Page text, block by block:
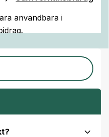
användbara i